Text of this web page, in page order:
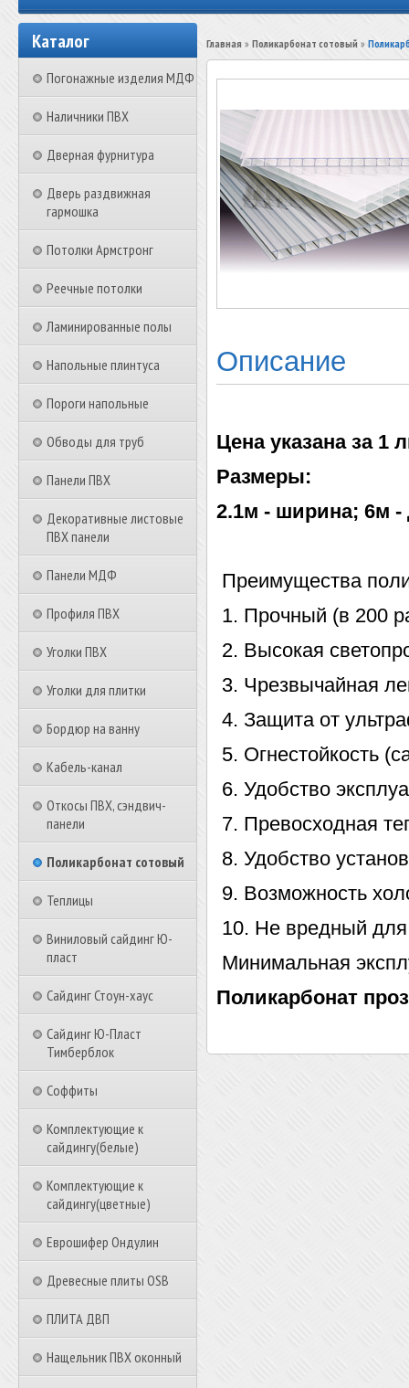
Каталог
Погонажные изделия МДФ
Наличники ПВХ
Дверная фурнитура
Дверь раздвижная
гармошка
Потолки Армстронг
Реечные потолки
Ламинированные полы
Напольные плинтуса
Пороги напольные
Обводы для труб
Панели ПВХ
Декоративные листовые
ПВХ панели
Панели МДФ
Профиля ПВХ
Уголки ПВХ
Уголки для плитки
Бордюр на ванну
Кабель-канал
Откосы ПВХ, сэндвич-
панели
Поликарбонат сотовый
Теплицы
Виниловый сайдинг Ю-
пласт
Сайдинг Стоун-хаус
Сайдинг Ю-Пласт
Тимберблок
Соффиты
Комплектующие к
сайдингу(белые)
Комплектующие к
сайдингу(цветные)
Еврошифер Ондулин
Древесные плиты OSB
ПЛИТА ДВП
Нащельник ПВХ оконный
Главная » Поликарбонат сотовый »
Описание
Цена указана за 1
Размеры:
2.1м - ширина; 6м
Преимущества
1. Прочный (в 200
2. Высокая
3. Чрезвычайная
4. Защита от
5. Огнестойкость
6. Удобство
7. Превосходная
8. Удобство
9. Возможность
10. Не вредный
Минимальная
Поликарбонат